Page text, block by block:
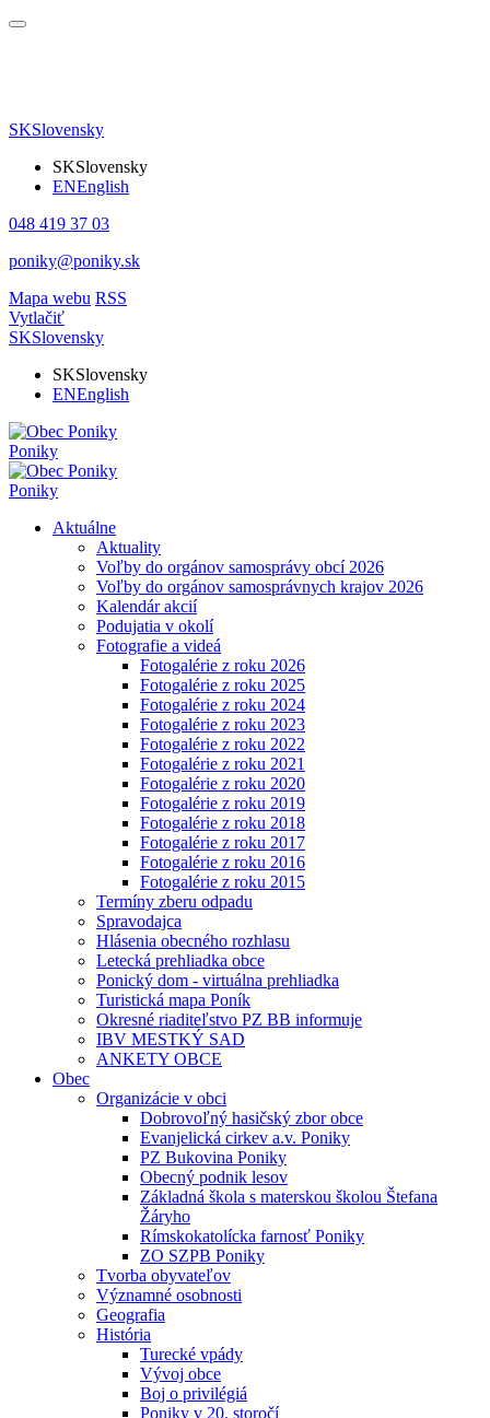
SKSlovensky
SKSlovensky
ENEnglish
048 419 37 03
poniky@poniky.sk
Mapa webu RSS
Vytlačiť
SKSlovensky
SKSlovensky
ENEnglish
Poniky
Poniky
Aktuálne
Aktuality
Voľby do orgánov samosprávy obcí 2026
Voľby do orgánov samosprávnych krajov 2026
Kalendár akcií
Podujatia v okolí
Fotografie a videá
Fotogalérie z roku 2026
Fotogalérie z roku 2025
Fotogalérie z roku 2024
Fotogalérie z roku 2023
Fotogalérie z roku 2022
Fotogalérie z roku 2021
Fotogalérie z roku 2020
Fotogalérie z roku 2019
Fotogalérie z roku 2018
Fotogalérie z roku 2017
Fotogalérie z roku 2016
Fotogalérie z roku 2015
Termíny zberu odpadu
Spravodajca
Hlásenia obecného rozhlasu
Letecká prehliadka obce
Ponický dom - virtuálna prehliadka
Turistická mapa Poník
Okresné riaditeľstvo PZ BB informuje
IBV MESTKÝ SAD
ANKETY OBCE
Obec
Organizácie v obci
Dobrovoľný hasičský zbor obce
Evanjelická cirkev a.v. Poniky
PZ Bukovina Poniky
Obecný podnik lesov
Základná škola s materskou školou Štefana
Žáryho
Rímskokatolícka farnosť Poniky
ZO SZPB Poniky
Tvorba obyvateľov
Významné osobnosti
Geografia
História
Turecké vpády
Vývoj obce
Boj o privilégiá
Poniky v 20. storočí